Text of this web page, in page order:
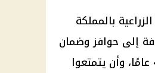
بالمملكة
تصل إلى 290 ديناراً بالإضافة إلى حوافز وضمان
اجتماعي وثلاث وجبات. يجب أن يكون المتقدمون بين 18 و 40 عامًا، وأن يتمتعوا